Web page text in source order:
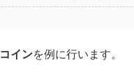
インを例に行います。